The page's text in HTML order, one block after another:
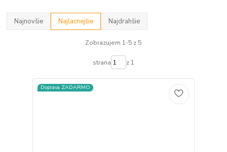
Najnovšie Najlacnejšie Najdrahšie
Zobrazujem 1-5 z 5
strana z 1
Doprava ZADARMO